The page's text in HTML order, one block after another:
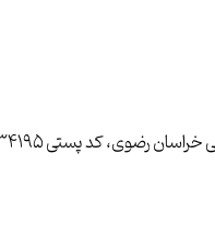
رضوی، کد پستی 9137734195